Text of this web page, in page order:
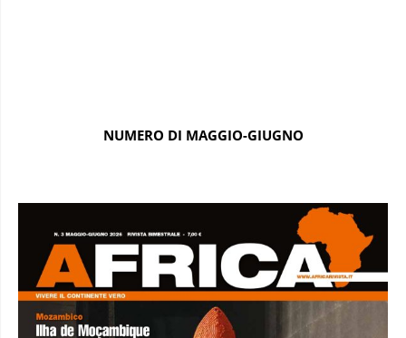
NUMERO DI MAGGIO-GIUGNO